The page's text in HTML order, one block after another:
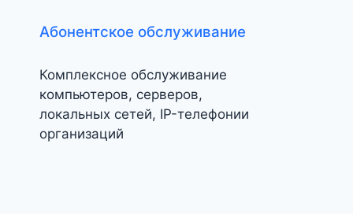
Абонентское обслуживание
Комплексное обслуживание
компьютеров, серверов,
локальных сетей, IP-телефонии
организаций